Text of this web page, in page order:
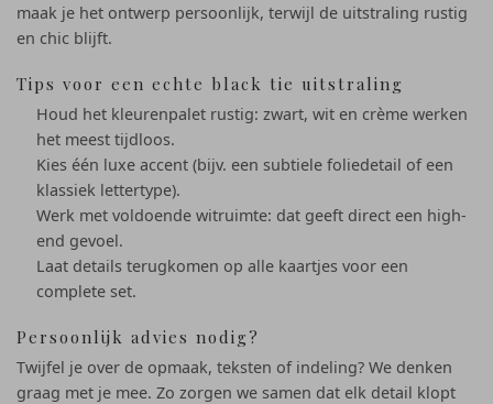
maak je het ontwerp persoonlijk, terwijl de uitstraling rustig
en chic blijft.
Tips voor een echte black tie uitstraling
Houd het kleurenpalet rustig: zwart, wit en crème werken
het meest tijdloos.
Kies één luxe accent (bijv. een subtiele foliedetail of een
klassiek lettertype).
Werk met voldoende witruimte: dat geeft direct een high-
end gevoel.
Laat details terugkomen op alle kaartjes voor een
complete set.
Persoonlijk advies nodig?
Twijfel je over de opmaak, teksten of indeling? We denken
graag met je mee. Zo zorgen we samen dat elk detail klopt